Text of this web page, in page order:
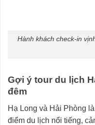
Hành khách check-in
Gợi ý tour du lịch
đêm
Hạ Long và Hải Phòng
điểm du lịch nổi tiếng,